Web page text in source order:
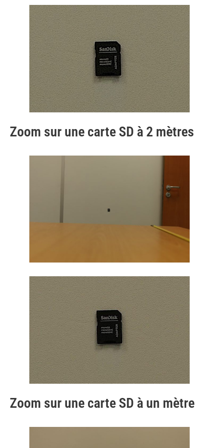
Zoom sur une carte SD à 2 mètres
Zoom sur une carte SD à un mètre